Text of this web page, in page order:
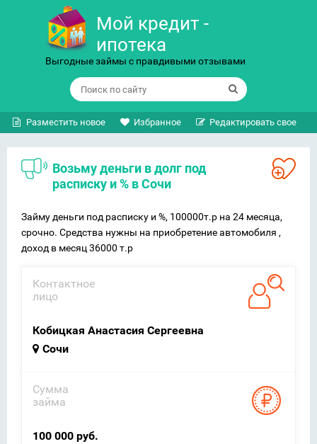
Мой кредит -
ипотека
Выгодные займы с правдивыми отзывами
Разместить новое Избранное Редактировать свое
Возьму деньги в долг под
расписку и % в Сочи
Займу деньги под расписку и %, 100000т.р на 24 месяца,
срочно. Средства нужны на приобретение автомобиля ,
доход в месяц 36000 т.р
Контактное
лицо
Кобицкая Анастасия Сергеевна
Сочи
Сумма
займа
100 000 руб.